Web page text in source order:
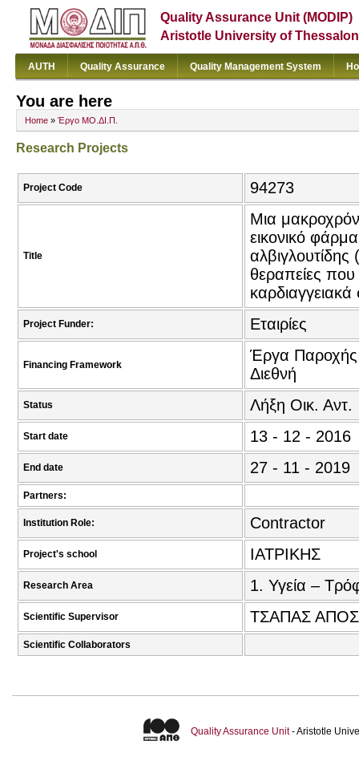
Quality Assurance Unit (MODIP)
Aristotle University of
AUTH Quality Assurance Quality Management System
You are here
Home » Έργο ΜΟ.ΔΙ.Π.
Research Projects
Project Code 94273
Title
Μια
εικονικό
θεραπείες που
Project Funder: Εταιρίες
Financing Framework
Έργα
Διεθνή
Status Λήξη Οικ. Αντ.
Start date 13 - 12 - 2016
End date 27 - 11 - 2019
Partners:
Institution Role: Contractor
Project's school ΙΑΤΡΙΚΗΣ
Research Area 1. Υγεία –
Scientific Supervisor ΤΣΑΠΑΣ
Scientific Collaborators
Quality Assurance Unit- Aristotle